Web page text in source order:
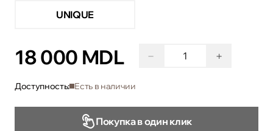
UNIQUE
18 000 MDL − +
Доступность: Есть в наличии
Покупка в один клик